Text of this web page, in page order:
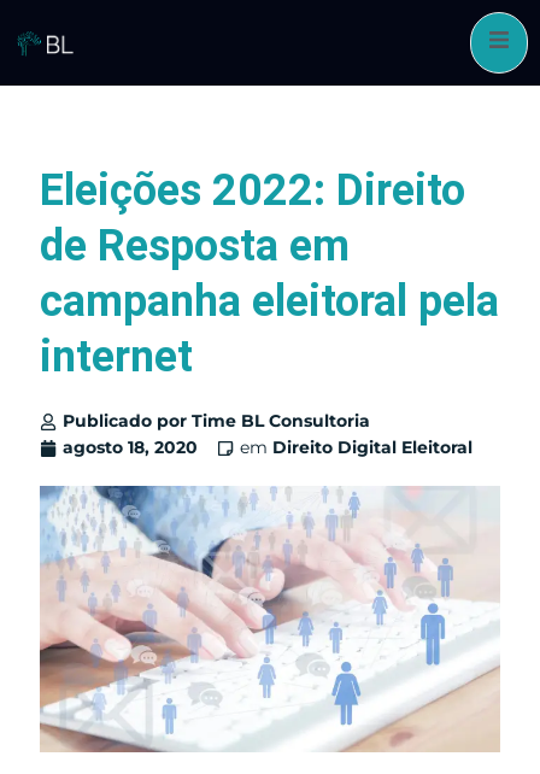
Pular
para
Eleições 2022: Direito
de Resposta em
campanha eleitoral pela
internet
Publicado por Time BL Consultoria
agosto 18, 2020
em Direito Digital Eleitoral